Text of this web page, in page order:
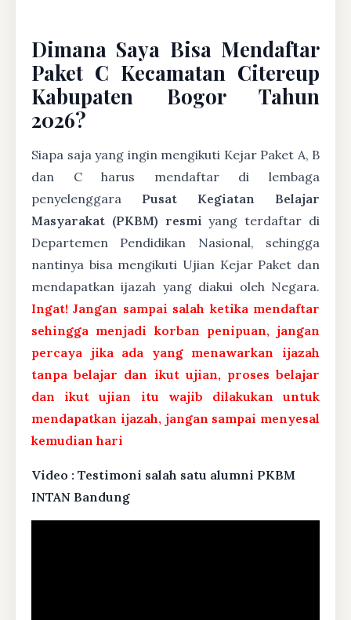
Dimana Saya Bisa Mendaftar
Paket C Kecamatan Citereup
Kabupaten Bogor Tahun
2026?
Siapa saja yang ingin mengikuti Kejar Paket A, B
dan C harus mendaftar di lembaga
penyelenggara Pusat Kegiatan Belajar
Masyarakat (PKBM) resmi yang terdaftar di
Departemen Pendidikan Nasional, sehingga
nantinya bisa mengikuti Ujian Kejar Paket dan
mendapatkan ijazah yang diakui oleh Negara.
Ingat! Jangan sampai salah ketika mendaftar
sehingga menjadi korban penipuan, jangan
percaya jika ada yang menawarkan ijazah
tanpa belajar dan ikut ujian, proses belajar
dan ikut ujian itu wajib dilakukan untuk
mendapatkan ijazah, jangan sampai menyesal
kemudian hari
Video : Testimoni salah satu alumni PKBM
INTAN Bandung